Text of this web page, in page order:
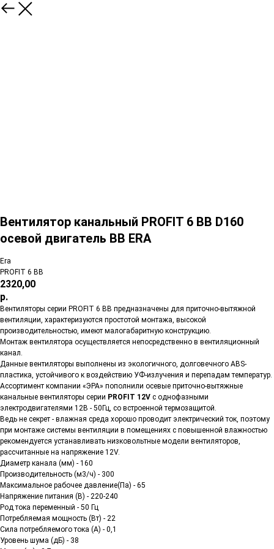
Вентилятор канальный PROFIT 6 BB D160
осевой двигатель BB ERA
Era
PROFIT 6 BB
2320,00
р.
Вентиляторы серии PROFIT 6 ВВ предназначены для приточно-вытяжной
вентиляции, характеризуются простотой монтажа, высокой
производительностью, имеют малогабаритную конструкцию.
Монтаж вентилятора осуществляется непосредственно в вентиляционный
канал.
Данные вентиляторы выполнены из экологичного, долговечного ABS-
пластика, устойчивого к воздействию УФ-излучения и перепадам температур.
Ассортимент компании «ЭРА» пополнили осевые приточно-вытяжные
канальные вентиляторы серии PROFIT 12V с однофазными
электродвигателями 12В - 50Гц, со встроенной термозащитой.
Ведь не секрет - влажная среда хорошо проводит электрический ток, поэтому
при монтаже системы вентиляции в помещениях с повышенной влажностью
рекомендуется устанавливать низковольтные модели вентиляторов,
рассчитанные на напряжение 12V.
Диаметр канала (мм) - 160
Производительность (м3/ч) - 300
Максимальное рабочее давление(Па) - 65
Напряжение питания (В) - 220-240
Род тока переменный - 50 Гц
Потребляемая мощность (Вт) - 22
Сила потребляемого тока (А) - 0,1
Уровень шума (дБ) - 38